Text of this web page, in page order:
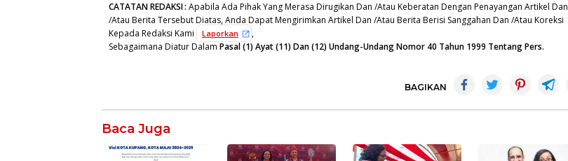
CATATAN REDAKSI: Apabila Ada Pihak Yang Merasa Dirugikan Dan /Atau Keberatan Dengan Penayangan Artikel Dan
/Atau Berita Tersebut Diatas, Anda Dapat Mengirimkan Artikel Dan /Atau Berita Berisi Sanggahan Dan /Atau Koreksi
Kepada Redaksi Kami
Laporkan
,
Sebagaimana Diatur Dalam Pasal (1) Ayat (11) Dan (12) Undang-Undang Nomor 40 Tahun 1999 Tentang Pers.
BAGIKAN
Baca Juga